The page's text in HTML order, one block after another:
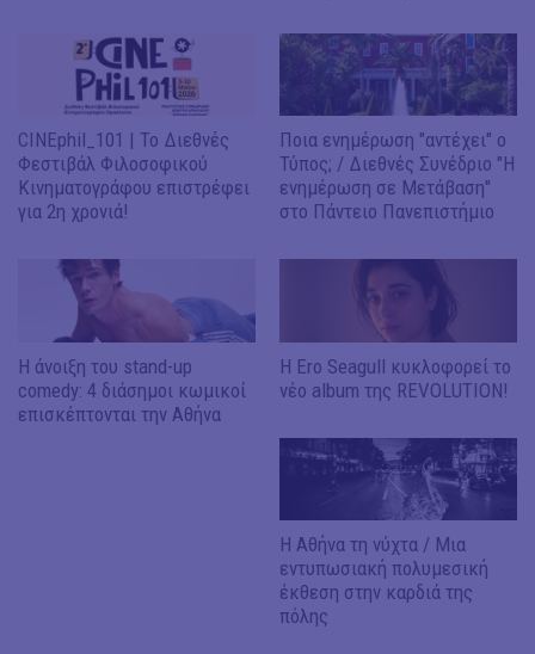
CINEphil_101 | Το Διεθνές
Φεστιβάλ Φιλοσοφικού
Κινηματογράφου επιστρέφει
για 2η χρονιά!
Ποια ενημέρωση "αντέχει" ο
Τύπος; / Διεθνές Συνέδριο "Η
ενημέρωση σε Μετάβαση"
στο Πάντειο Πανεπιστήμιο
Η άνοιξη του stand-up
comedy: 4 διάσημοι κωμικοί
επισκέπτονται την Αθήνα
H Ero Seagull κυκλοφορεί το
νέο album της REVOLUTION!
Η Αθήνα τη νύχτα / Μια
εντυπωσιακή πολυμεσική
έκθεση στην καρδιά της
πόλης